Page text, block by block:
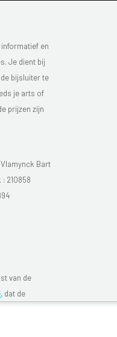
en
Je dient bij
bijsluiter te
je arts of
prijzen zijn
Vlamynck Bart
: 210858
van de
, dat de
moet